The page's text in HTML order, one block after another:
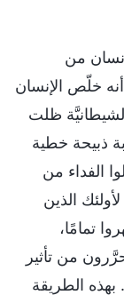
من
خلّص الإنسان
ظلت
ذبيحة خطية
الفداء من
الذين
تمامًا،
من تأثير
الطريقة